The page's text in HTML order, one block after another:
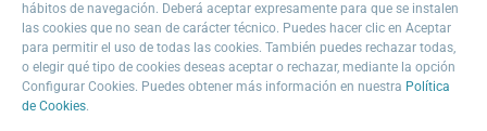
hábitos de navegación. Deberá aceptar expresamente para que se instalen
las cookies que no sean de carácter técnico. Puedes hacer clic en Aceptar
para permitir el uso de todas las cookies. También puedes rechazar todas,
o elegir qué tipo de cookies deseas aceptar o rechazar, mediante la opción
Configurar Cookies. Puedes obtener más información en nuestra Política
de Cookies.